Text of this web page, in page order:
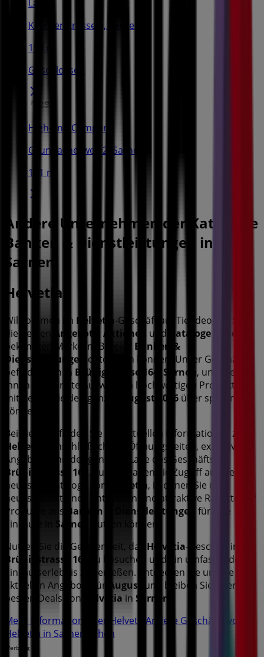
Landi
Kernserstrasse 1, Sarnen
154 m
Geschlossen
High-End Company
Grundacherweg 2, Sarnen
161 m
Andere Unternehmen der Kategorie
Banken & Dienstleistungen in
Sarnen
Helvetia
Willkommen im Helvetia-Geschäft auf Tiendeo, wo Sie
die besten
Angebote Aktionen und Kataloge dieser
bekannten Marke im Bereich Banken &
Dienstleistungen
entdecken können. Unser Geschäft
befindet sich in Brünigstrasse 164 Sarnen , und bietet
Ihnen eine breite Auswahl an hochwertigen Produkten,
mit denen Sie den ganzen
August 2026 über sparen
können.
Bei Tiendeo finden Sie alle aktuellen Informationen zu
Helvetia
, einschließlich der Öffnungszeiten, exklusiven
Angebote und der genauen Lage des Geschäfts in
Brünigstrasse 164 . Zudem haben Sie Zugriff auf die
neuesten Kataloge von
Helvetia, in denen Sie die
neuesten Aktionen entdecken und attraktive Rabatte auf
Produkte aus
Banken & Dienstleistungen
für Ihre
Einkäufe in
Sarnen
nutzen können.
Nutzen Sie die Gelegenheit, das Helvetia-Geschäft in
Brünigstrasse 164
zu besuchen und ein umfassendes
Einkaufserlebnis zu genießen. Entdecken Sie unsere
aktuellen Angebote für
August
und bleiben Sie über die
besten Deals von
Helvetia in Sarnen
Mehr Information über Helvetia Andere Geschäfte von
Helvetia in Sarnen sehen
Werbung